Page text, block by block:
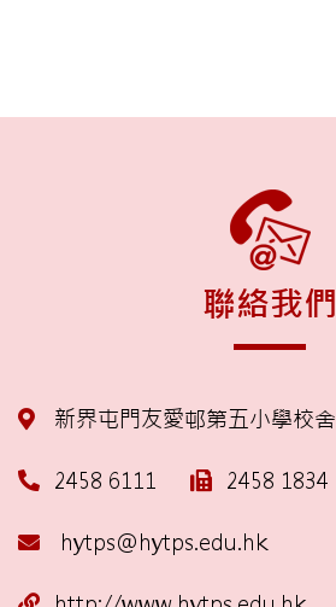
聯絡我們
新界屯門友愛邨第五小學校舍
2458 6111 2458 1834
hytps@hytps.edu.hk